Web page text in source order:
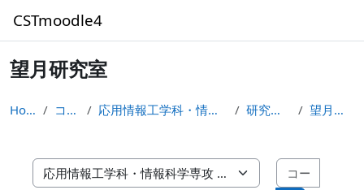
CSTmoodle4
望月研究室
Home コース 応用情報工学科・情報科学専攻 研究室関連 望月研究室
コースカテゴリ